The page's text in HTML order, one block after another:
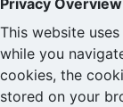
This website
while you
cookies, the
stored on your